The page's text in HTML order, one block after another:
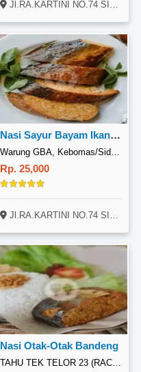
Jl.RA.KARTINI NO.74 SIDOMORO GRESIK
Nasi Sayur Bayam Ikan Otak-otak Bandeng
Warung GBA, Kebomas/Sidomoro
Rp. 25,000
Jl.RA.KARTINI NO.74 SIDOMORO GRESIK
Nasi Otak-Otak Bandeng
TAHU TEK TELOR 23 (RACIK BUNDA), Wonorejo Tegalsari